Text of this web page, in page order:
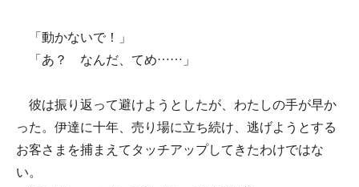
「動かないで！」
「あ？ なんだ、てめ……」
彼は振り返って避けようとしたが、わたしの手が早か
った。伊達に十年、売り場に立ち続け、逃げようとする
お客さまを捕まえてタッチアップしてきたわけではな
い。